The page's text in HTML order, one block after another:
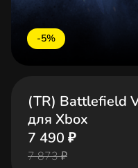
-5%
(TR) Battlefield
для Xbox
7 490 ₽
7 873 ₽